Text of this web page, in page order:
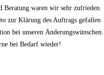
waren wir sehr zufrieden.
zur Klärung des Auftrags gefallen
bei unseren Änderungswünschen.
bei Bedarf wieder!